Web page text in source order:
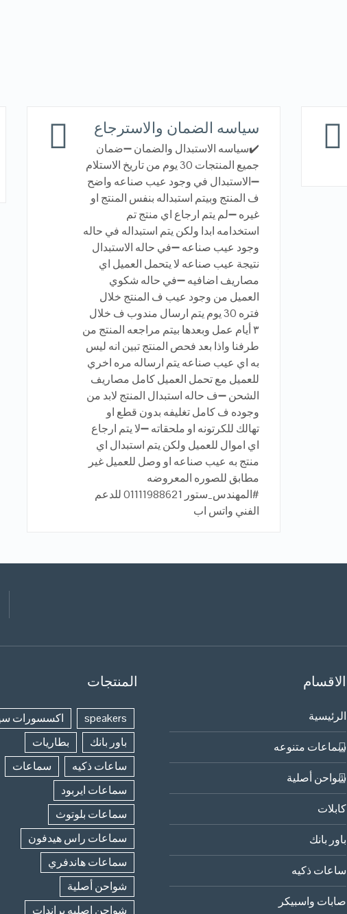
سياسه الضمان والاسترجاع
✔️سياسه الاستبدال والضمان ➖ضمان
جميع المنتجات 30 يوم من تاريخ الاستلام
➖الاستبدال في وجود عيب صناعه واضح
ف المنتج وبيتم استبداله بنفس المنتج او
غيره ➖لم يتم ارجاع اي منتج تم
استخدامه ابدا ولكن يتم استبداله في حاله
وجود عيب صناعه ➖في حاله الاستبدال
نتيجة عيب صناعه لا يتحمل العميل اي
مصاريف اضافيه ➖في حاله شكوي
العميل من وجود عيب ف المنتج خلال
فتره 30 يوم يتم ارسال مندوب ف خلال
٣ أيام عمل وبعدها بيتم مراجعه المنتج من
طرفنا واذا بعد فحص المنتج تبين انه ليس
به اي عيب صناعه يتم ارساله مره اخري
للعميل مع تحمل العميل كامل مصاريف
الشحن ➖ف حاله استبدال المنتج لابد من
وجوده ف كامل تغليفه بدون قطع او
تهالك للكرتونه او ملحقاته ➖لا يتم ارجاع
اي اموال للعميل ولكن يتم استبدال اي
منتج به عيب صناعه او وصل للعميل غير
مطابق للصوره المعروضه
#المهندس_ستور 01111988621 للدعم
الفني واتس اب
الاقسام
الرئيسية
سماعات متنوعه
شواحن أصلية
كابلات
باور بانك
ساعات ذكيه
صابات واسبيكر
المنتجات
speakers
اكسسورات
باور بانك
بطاريات
ساعات ذكيه
سماعات
سماعات ايربود
سماعات بلوتوث
سماعات راس هيدفون
سماعات هاندفري
شواحن أصلية
شواحن اصليه براندات